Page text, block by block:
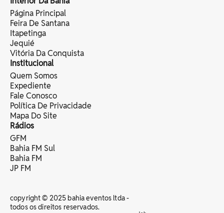
Página Principal
Feira De Santana
Itapetinga
Jequié
Vitória Da Conquista
Institucional
Quem Somos
Expediente
Fale Conosco
Política De Privacidade
Mapa Do Site
Rádios
GFM
Bahia FM Sul
Bahia FM
JP FM
copyright © 2025 bahia eventos ltda -
todos os direitos reservados.